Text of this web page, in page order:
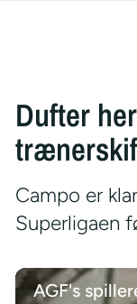
Dufter
Campo er
Superligaen